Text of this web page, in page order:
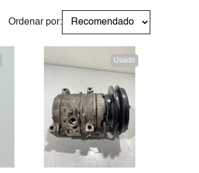
Ordenar por:
Usado